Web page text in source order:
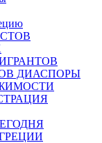
ДИАСПОРЫ